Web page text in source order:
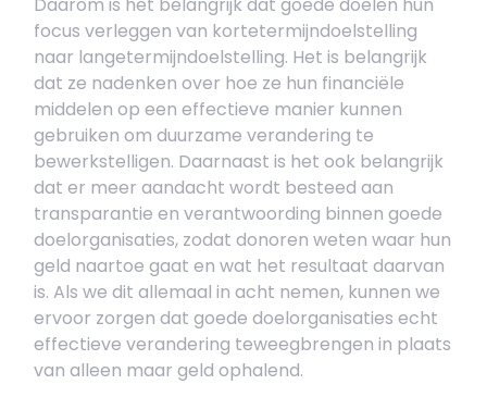
focus verleggen van kortetermijndoelstelling
naar langetermijndoelstelling. Het is belangrijk
dat ze nadenken over hoe ze hun financiële
middelen op een effectieve manier kunnen
gebruiken om duurzame verandering te
bewerkstelligen. Daarnaast is het ook belangrijk
dat er meer aandacht wordt besteed aan
transparantie en verantwoording binnen goede
doelorganisaties, zodat donoren weten waar hun
geld naartoe gaat en wat het resultaat daarvan
is. Als we dit allemaal in acht nemen, kunnen we
ervoor zorgen dat goede doelorganisaties echt
effectieve verandering teweegbrengen in plaats
van alleen maar geld ophalend.